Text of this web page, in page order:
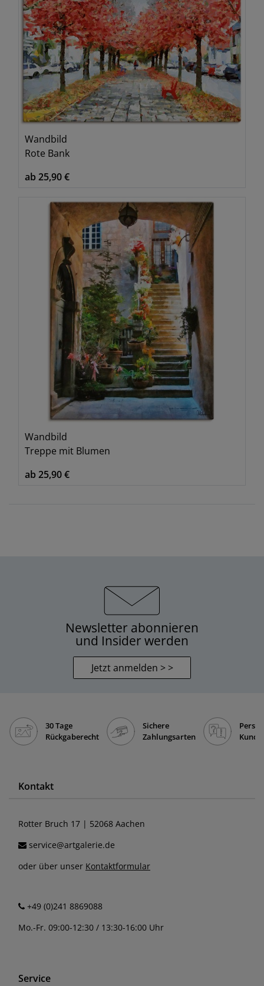
Wandbild
Rote Bank
ab 25,90 €
Wandbild
Treppe mit Blumen
ab 25,90 €
Newsletter abonnieren
und Insider werden
Jetzt anmelden > >
30 Tage
Rückgaberecht
Sichere
Zahlungsarten
Kontakt
Rotter Bruch 17 | 52068 Aachen
service@artgalerie.de
oder über unser Kontaktformular
+49 (0)241 8869088
Mo.-Fr. 09:00-12:30 / 13:30-16:00 Uhr
Service